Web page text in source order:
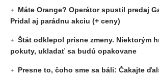
Máte Orange? Operátor spustil predaj
Pridal aj parádnu akciu (+ ceny)
Štát odklepol prísne zmeny. Niektorým
pokuty, ukladať sa budú opakovane
Presne to, čoho sme sa báli: Čakajte